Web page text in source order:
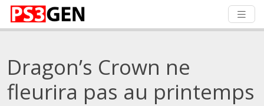
Dragon’s Crown ne
fleurira pas au printemps